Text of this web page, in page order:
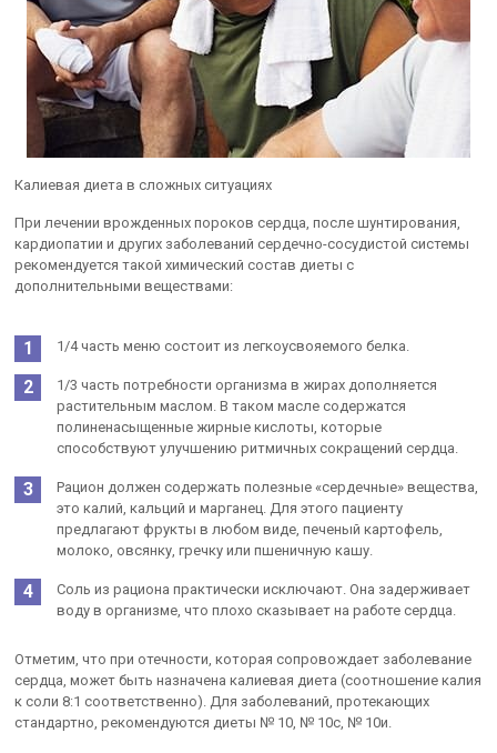
Калиевая диета в сложных ситуациях
При лечении врожденных пороков сердца, после шунтирования,
кардиопатии и других заболеваний сердечно-сосудистой системы
рекомендуется такой химический состав диеты с
дополнительными веществами:
1/4 часть меню состоит из легкоусвояемого белка.
1/3 часть потребности организма в жирах дополняется
растительным маслом. В таком масле содержатся
полиненасыщенные жирные кислоты, которые
способствуют улучшению ритмичных сокращений сердца.
Рацион должен содержать полезные «сердечные» вещества,
это калий, кальций и марганец. Для этого пациенту
предлагают фрукты в любом виде, печеный картофель,
молоко, овсянку, гречку или пшеничную кашу.
Соль из рациона практически исключают. Она задерживает
воду в организме, что плохо сказывает на работе сердца.
Отметим, что при отечности, которая сопровождает заболевание
сердца, может быть назначена калиевая диета (соотношение калия
к соли 8:1 соответственно). Для заболеваний, протекающих
стандартно, рекомендуются диеты № 10, № 10с, № 10и.